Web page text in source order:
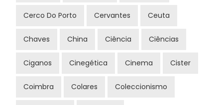
Cerco Do Porto Cervantes Ceuta
Chaves China Ciência Ciências
Ciganos Cinegética Cinema Cister
Coimbra Colares Coleccionismo